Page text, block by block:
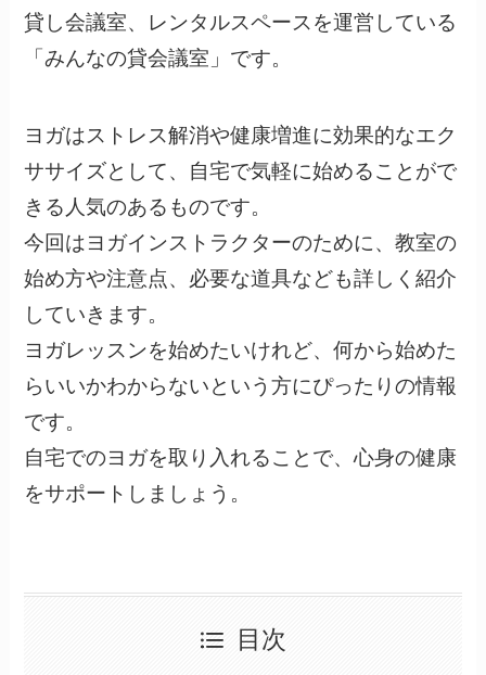
貸し会議室、レンタルスペースを運営している
「みんなの貸会議室」です。
ヨガはストレス解消や健康増進に効果的なエク
ササイズとして、自宅で気軽に始めることがで
きる人気のあるものです。
今回はヨガインストラクターのために、教室の
始め方や注意点、必要な道具なども詳しく紹介
していきます。
ヨガレッスンを始めたいけれど、何から始めた
らいいかわからないという方にぴったりの情報
です。
自宅でのヨガを取り入れることで、心身の健康
をサポートしましょう。
目次